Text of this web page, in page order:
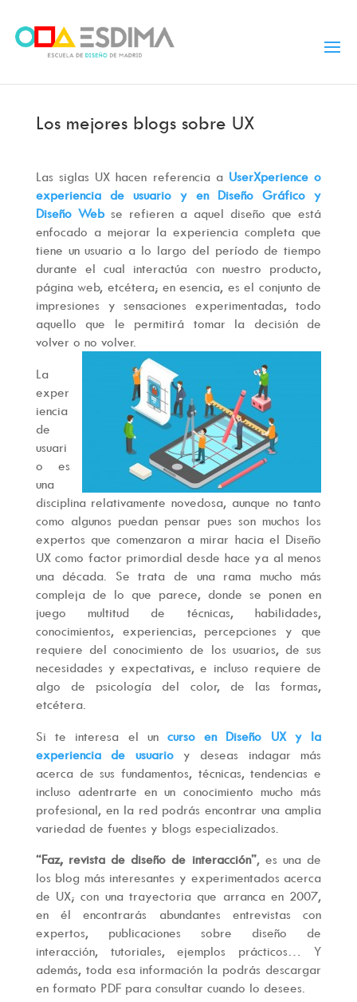
Los mejores blogs sobre UX
Las siglas UX hacen referencia a UserXperience o
experiencia de usuario y en Diseño Gráfico y
Diseño Webse refieren a aquel diseño que está
enfocado a mejorar la experiencia completa que
tiene un usuario a lo largo del período de tiempo
durante el cual interactúa con nuestro producto,
página web, etcétera; en esencia, es el conjunto de
impresiones y sensaciones experimentadas, todo
aquello que le permitirá tomar la decisión de
volver o no volver.
La
exper
iencia
de
usuari
o es
una
disciplina relativamente novedosa, aunque no tanto
como algunos puedan pensar pues son muchos los
expertos que comenzaron a mirar hacia el Diseño
UX como factor primordial desde hace ya al menos
una década. Se trata de una rama mucho más
compleja de lo que parece, donde se ponen en
juego multitud de técnicas, habilidades,
conocimientos, experiencias, percepciones y que
requiere del conocimiento de los usuarios, de sus
necesidades y expectativas, e incluso requiere de
algo de psicología del color, de las formas,
etcétera.
Si te interesa el un curso en Diseño UX y la
experiencia de usuarioy deseas indagar más
acerca de sus fundamentos, técnicas, tendencias e
incluso adentrarte en un conocimiento mucho más
profesional, en la red podrás encontrar una amplia
variedad de fuentes y blogs especializados.
“Faz, revista de diseño de interacción”, es una de
los blog más interesantes y experimentados acerca
de UX; con una trayectoria que arranca en 2007,
en él encontrarás abundantes entrevistas con
expertos, publicaciones sobre diseño de
interacción, tutoriales, ejemplos prácticos… Y
además, toda esa información la podrás descargar
en formato PDF para consultar cuando lo desees.